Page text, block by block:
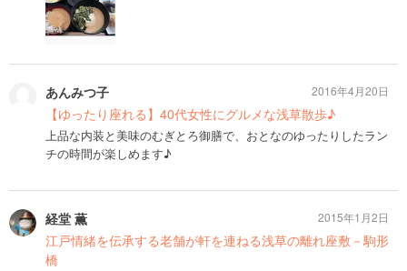
あんみつ子
【ゆったり座れる】40代女性にグルメな浅草散歩♪
上品な内装と美味のむぎとろ御膳で、おとなのゆったりしたラン
チの時間が楽しめます♪
2016年4月20日
経堂 薫
江戸情緒を伝承する老舗が軒を連ねる浅草の離れ座敷－駒形
橋
2015年1月2日